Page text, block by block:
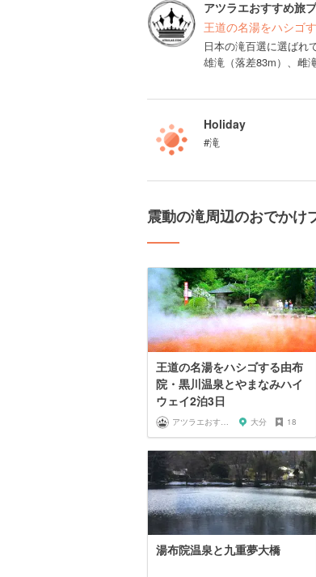
アツラエおすすめ旅
王道の名湯をハシゴ
日本の滝百選に選ばれ
雄滝（落差83m）、雌
Holiday
#滝
震動の滝周辺のおでかけ
王道の名湯をハシゴする由布
院・黒川温泉とやまなみハイ
ウェイ2泊3日
アツラエおすすめ旅プラン！ 大分 18
湯布院温泉と九重夢大橋